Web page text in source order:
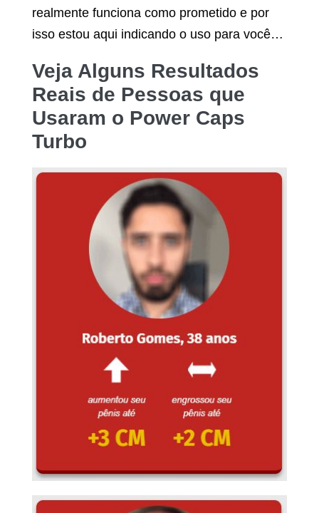
realmente funciona como prometido e por
isso estou aqui indicando o uso para você…
Veja Alguns Resultados
Reais de Pessoas que
Usaram o Power Caps
Turbo